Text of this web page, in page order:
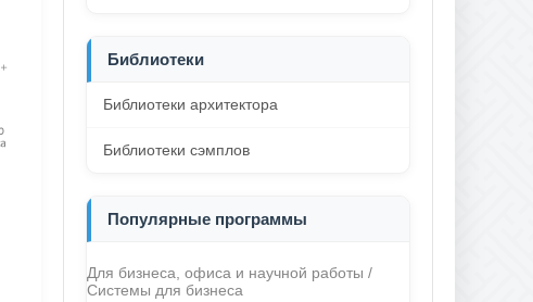
Библиотеки
Библиотеки архитектора
Библиотеки сэмплов
Популярные программы
Для бизнеса, офиса и научной работы /
Системы для бизнеса